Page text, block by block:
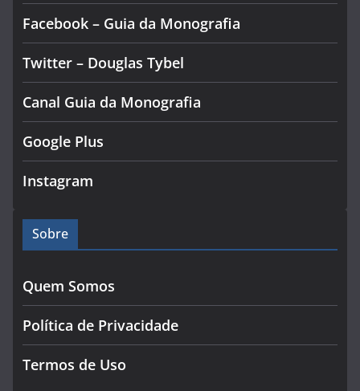
Facebook – Guia da Monografia
Twitter – Douglas Tybel
Canal Guia da Monografia
Google Plus
Instagram
Sobre
Quem Somos
Política de Privacidade
Termos de Uso